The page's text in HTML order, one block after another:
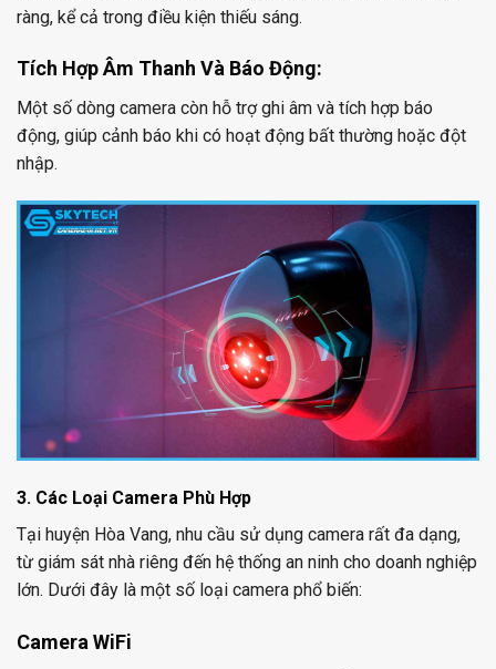
ràng, kể cả trong điều kiện thiếu sáng.
Tích Hợp Âm Thanh Và Báo Động:
Một số dòng camera còn hỗ trợ ghi âm và tích hợp báo
động, giúp cảnh báo khi có hoạt động bất thường hoặc đột
nhập.
3. Các Loại Camera Phù Hợp
Tại huyện Hòa Vang, nhu cầu sử dụng camera rất đa dạng,
từ giám sát nhà riêng đến hệ thống an ninh cho doanh nghiệp
lớn. Dưới đây là một số loại camera phổ biến:
Camera WiFi